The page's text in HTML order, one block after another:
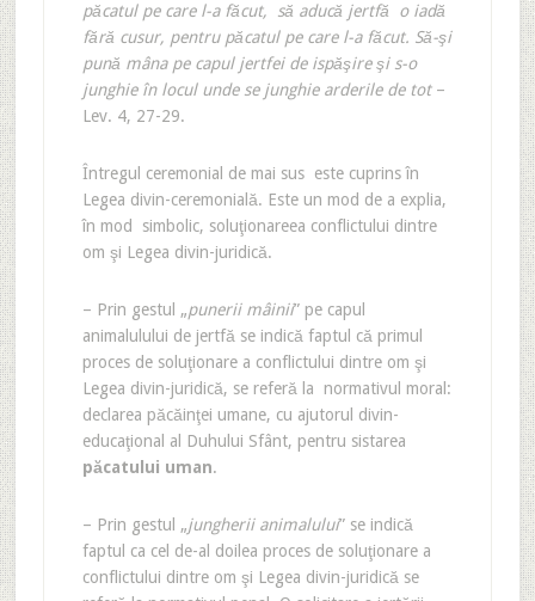
păcatul pe care l-a făcut, să aducă jertfă o iadă
fără cusur, pentru păcatul pe care l-a făcut. Să-şi
pună mâna pe capul jertfei de ispăşire şi s-o
junghie în locul unde se junghie arderile de tot–
Lev. 4, 27-29.
Întregul ceremonial de mai sus este cuprins în
Legea divin-ceremonială. Este un mod de a explia,
în mod simbolic, soluţionareea conflictului dintre
om şi Legea divin-juridică.
– Prin gestul „punerii mâinii” pe capul
animalulului de jertfă se indică faptul că primul
proces de soluţionare a conflictului dintre om şi
Legea divin-juridică, se referă la normativul moral:
declarea păcăinţei umane, cu ajutorul divin-
educaţional al Duhului Sfânt, pentru sistarea
păcatului uman.
– Prin gestul „jungherii animalului” se indică
faptul ca cel de-al doilea proces de soluţionare a
conflictului dintre om şi Legea divin-juridică se